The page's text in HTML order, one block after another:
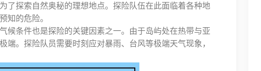
了探索自然奥秘的理想地点。探险队伍在此面临着各种地
知的危险。
候条件也是探险的关键因素之一。由于岛屿处在热带与亚
端。探险队员需要时刻应对暴雨、台风等极端天气现象，